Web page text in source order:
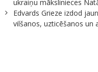
ukraiņu mākslinieces
Edvards Grieze izdod
vilšanos, uzticēšanos un